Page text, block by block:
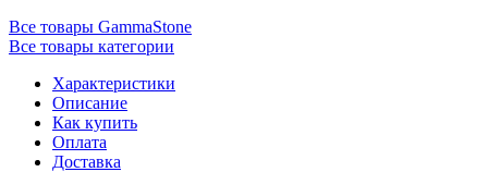
Все товары GammaStone
Все товары категории
Характеристики
Описание
Как купить
Оплата
Доставка